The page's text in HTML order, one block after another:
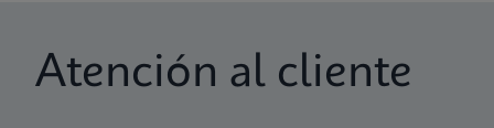
Atención al cliente